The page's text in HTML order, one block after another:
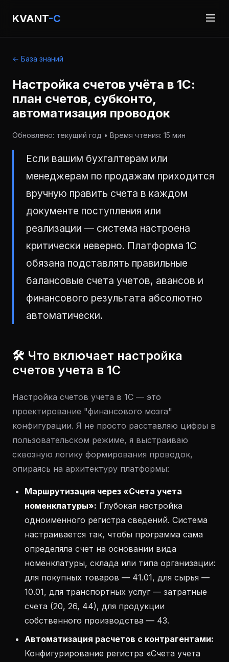
KVANT-C
← База знаний
Настройка счетов учёта в 1С:
план счетов, субконто,
автоматизация проводок
Обновлено: текущий год • Время чтения: 15 мин
Если вашим бухгалтерам или
менеджерам по продажам приходится
вручную править счета в каждом
документе поступления или
реализации — система настроена
критически неверно. Платформа 1С
обязана подставлять правильные
балансовые счета учетов, авансов и
финансового результата абсолютно
автоматически.
🛠 Что включает настройка
счетов учета в 1С
Настройка счетов учета в 1С — это
проектирование "финансового мозга"
конфигурации. Я не просто расставляю цифры в
пользовательском режиме, я выстраиваю
сквозную логику формирования проводок,
опираясь на архитектуру платформы:
Маршрутизация через «Счета учета
номенклатуры»: Глубокая настройка
одноименного регистра сведений. Система
настраивается так, чтобы программа сама
определяла счет на основании вида
номенклатуры, склада или типа организации:
для покупных товаров — 41.01, для сырья —
10.01, для транспортных услуг — затратные
счета (20, 26, 44), для продукции
собственного производства — 43.
Автоматизация расчетов с контрагентами:
Конфигурирование регистра «Счета учета